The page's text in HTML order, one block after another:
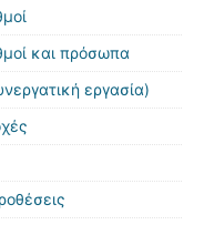
και πρόσωπα
εργασία)